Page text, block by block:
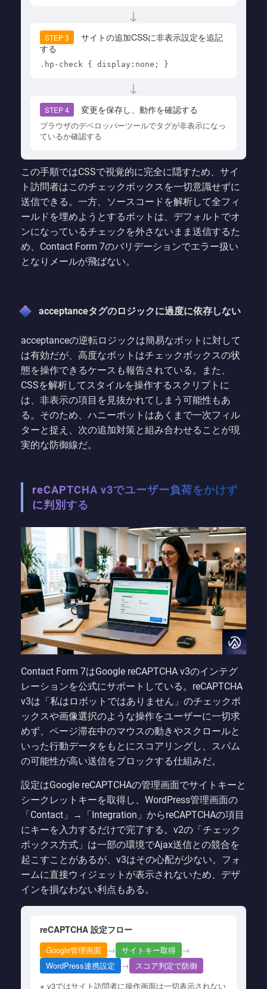
↓
STEP 3
サイトの追加CSSに非表示設定を追記
する
.hp-check { display:none; }
↓
STEP 4 変更を保存し、動作を確認する
ブラウザのデベロッパーツールでタグが非表示になっ
ているか確認する
この手順ではCSSで視覚的に完全に隠すため、サイ
ト訪問者はこのチェックボックスを一切意識せずに
送信できる。一方、ソースコードを解析して全フィ
ールドを埋めようとするボットは、デフォルトでオ
ンになっているチェックを外さないまま送信するた
め、Contact Form 7のバリデーションでエラー扱い
となりメールが飛ばない。
acceptanceタグのロジックに過度に依存しない
acceptanceの逆転ロジックは簡易なボットに対して
は有効だが、高度なボットはチェックボックスの状
態を操作できるケースも報告されている。また、
CSSを解析してスタイルを操作するスクリプトに
は、非表示の項目を見抜かれてしまう可能性もあ
る。そのため、ハニーポットはあくまで一次フィル
ターと捉え、次の追加対策と組み合わせることが現
実的な防御線だ。
reCAPTCHA v3でユーザー負荷をかけず
に判別する
Contact Form 7はGoogle reCAPTCHA v3のインテグ
レーションを公式にサポートしている。reCAPTCHA
v3は「私はロボットではありません」のチェックボ
ックスや画像選択のような操作をユーザーに一切求
めず、ページ滞在中のマウスの動きやスクロールと
いった行動データをもとにスコアリングし、スパム
の可能性が高い送信をブロックする仕組みだ。
設定はGoogle reCAPTCHAの管理画面でサイトキーと
シークレットキーを取得し、WordPress管理画面の
「Contact」→「Integration」からreCAPTCHAの項目
にキーを入力するだけで完了する。v2の「チェック
ボックス方式」は一部の環境でAjax送信との競合を
起こすことがあるが、v3はその心配が少ない。フォ
ームに直接ウィジェットが表示されないため、デザ
インを損なわない利点もある。
reCAPTCHA 設定フロー
Google管理画面 → サイトキー取得 →
WordPress連携設定 →
スコア判定で防御
※ v3ではサイト訪問者に操作画面は一切表示されない